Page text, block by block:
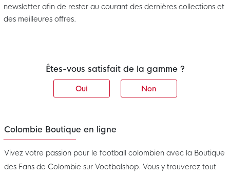
newsletter afin de rester au courant des dernières collections et
des meilleures offres.
Êtes-vous satisfait de la gamme ?
Oui Non
Colombie Boutique en ligne
Vivez votre passion pour le football colombien avec la Boutique
des Fans de Colombie sur Voetbalshop. Vous y trouverez tout